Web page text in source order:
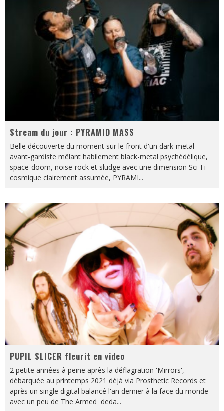
Stream du jour : PYRAMID MASS
Belle découverte du moment sur le front d'un dark-metal
avant-gardiste mêlant habilement black-metal psychédélique,
space-doom, noise-rock et sludge avec une dimension Sci-Fi
cosmique clairement assumée, PYRAMI...
PUPIL SLICER fleurit en video
2 petite années à peine après la déflagration 'Mirrors',
débarquée au printemps 2021 déjà via Prosthetic Records et
après un single digital balancé l'an dernier à la face du monde
avec un peu de The Armed deda...